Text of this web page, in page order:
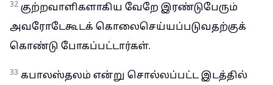
32 குற்றவாளிகளாகிய வேறே இரண்டுபேரும்
அவரோடேகூடக் கொலைசெய்யப்படுவதற்குக்
கொண்டு போகப்பட்டார்கள்.
33 கபாலஸ்தலம் என்று சொல்லப்பட்ட இடத்தில்